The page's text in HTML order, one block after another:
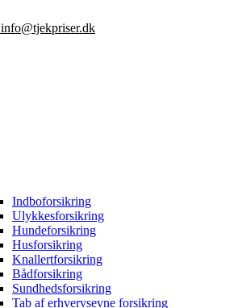
info@tjekpriser.dk
Indboforsikring
Ulykkesforsikring
Hundeforsikring
Husforsikring
Knallertforsikring
Bådforsikring
Sundhedsforsikring
Tab af erhvervsevne forsikring